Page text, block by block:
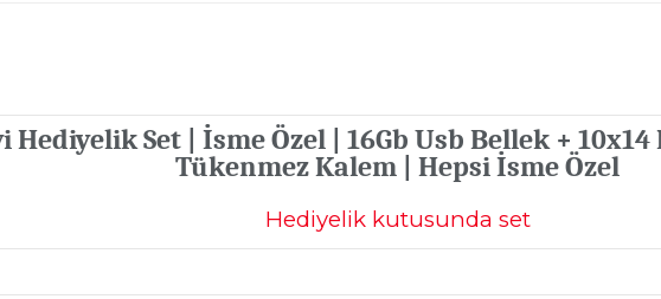
Set | İsme Özel | 16Gb Usb Bellek +
Tükenmez Kalem | Hepsi İsme Özel
Hediyelik kutusunda set